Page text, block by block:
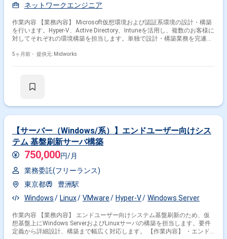
ネットワークエンジニア
作業内容 【業務内容】 Microsoft仮想環境および認証系環境の設計・構築
を行います。Hyper-V、Active Directory、Intuneを活用し、複数のお客様に
対してそれぞれの環境構築を担当します。単独で設計・構築業務を完遂で
の設計・構築 ・Active Directoryドメインコントローラー構築、グループポ
5ヶ月前・ 提供元: Midworks
【サーバー（Windows/系）】エンドユーザー向けシス
テム 基盤刷新サーバ構築
750,000円/月
業務委託(フリーランス)
東京都
豊洲駅
Windows
Linux VMware Hyper-V Windows Server
作業内容 【業務内容】 エンドユーザー向けシステム基盤刷新のため、仮
想基盤上にWindows ServerおよびLinuxサーバの構築を担当します。要件
定義から詳細設計、構築まで幅広く対応します。 【作業内容】 ・エンド